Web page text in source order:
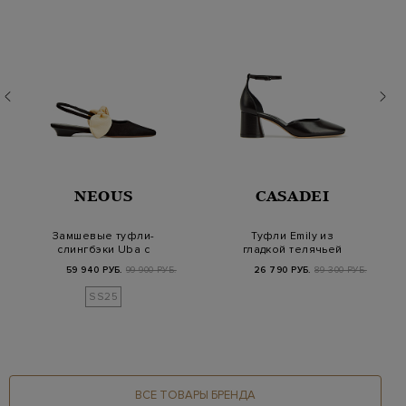
NEOUS
Замшевые туфли-
слингбэки Uba с
моделируемыми
бантами
59 940 РУБ. 99 900 РУБ.
SS25
CASADEI
Туфли Emily из
гладкой телячьей
кожи с тонким
ремешком
26 790 РУБ. 89 300 РУБ.
ВСЕ ТОВАРЫ БРЕНДА